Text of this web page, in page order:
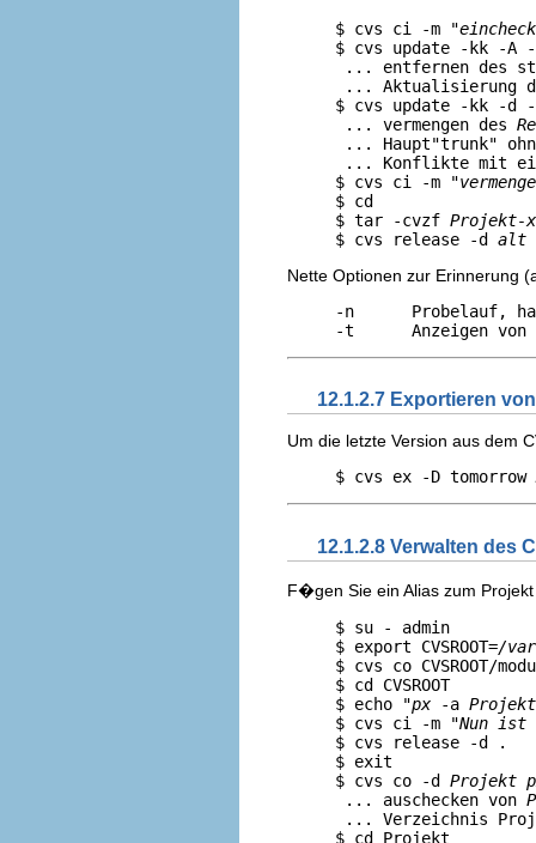
     $ cvs ci -m "
$ cvs update -kk -A
... entfernen des
... Aktualisierung
$ cvs update -kk -d
      ... vermengen des
... Haupt"trunk"
... Konflikte mit
     $ cvs ci -m "
     $ cd
     $ tar -cvzf
Projekt-
     $ cvs release -d
alt
Nette Optionen zur Erinnerung
-n      Probelauf,
12.1.2.7 Exportieren
Um die letzte Version aus dem
     $ cvs ex -D tomorrow
12.1.2.8 Verwalten des
F�gen Sie ein Alias zum
$ su - admin
     $ export CVSROOT=
/
$ cvs co CVSROOT/
     $ cd CVSROOT
     $ echo "
px -a
     $ cvs ci -m "
Nun ist
     $ cvs release -d .
$ exit
     $ cvs co -d
Projekt
      ... auschecken von
... Verzeichnis
     $ cd Projekt